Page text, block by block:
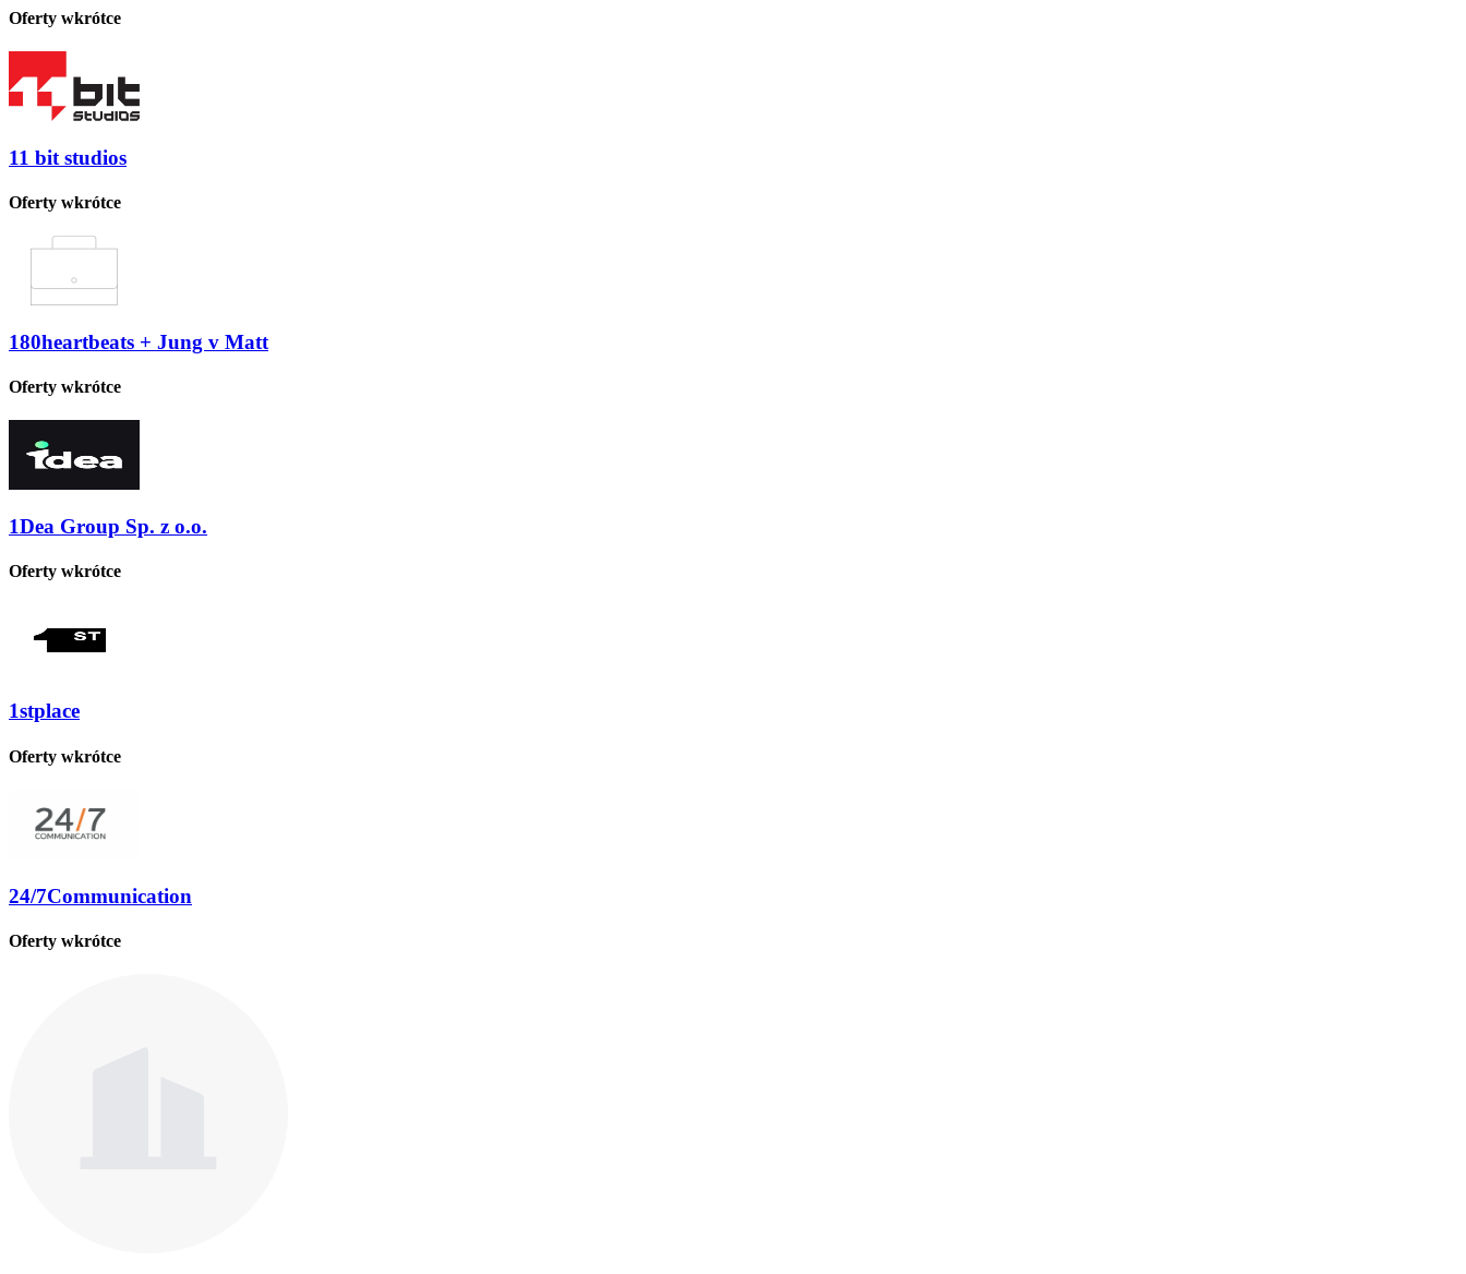
Oferty wkrótce
11 bit studios
Oferty wkrótce
180heartbeats + Jung v Matt
Oferty wkrótce
1Dea Group Sp. z o.o.
Oferty wkrótce
1stplace
Oferty wkrótce
24/7Communication
Oferty wkrótce